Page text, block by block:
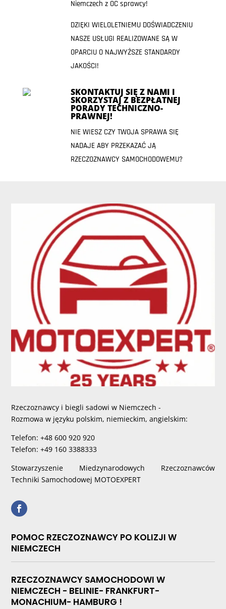
Niemczech z OC sprawcy!
DZIĘKI WIELOLETNIEMU DOŚWIADCZENIU
NASZE USŁUGI REALIZOWANE SĄ W
OPARCIU O NAJWYŻSZE STANDARDY
JAKOŚCI!
SKONTAKTUJ SIĘ Z NAMI I
SKORZYSTAJ Z BEZPŁATNEJ
PORADY TECHNICZNO-
PRAWNEJ!
NIE WIESZ CZY TWOJA SPRAWA SIĘ
NADAJE ABY PRZEKAZAĆ JĄ
RZECZOZNAWCY SAMOCHODOWEMU?
Rzeczoznawcy i biegli sadowi w Niemczech -
Rozmowa w języku polskim, niemieckim, angielskim:
Telefon: +48 600 920 920
Telefon: +49 160 3388333
Stowarzyszenie Miedzynarodowych Rzeczoznawców
Techniki Samochodowej MOTOEXPERT
POMOC RZECZOZNAWCY PO KOLIZJI W
NIEMCZECH
RZECZOZNAWCY SAMOCHODOWI W
NIEMCZECH - BELINIE- FRANKFURT-
MONACHIUM- HAMBURG !